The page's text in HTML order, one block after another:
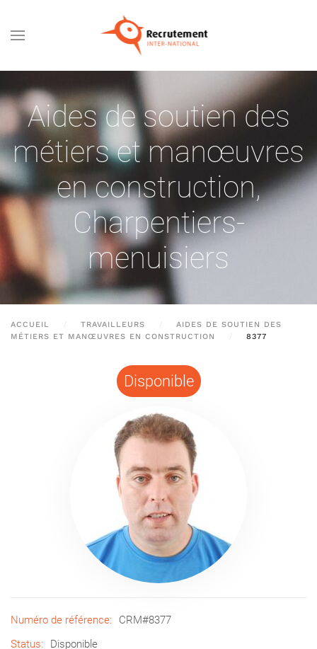
Passer au contenu principal
Aides de soutien des
métiers et manœuvres
en construction,
Charpentiers-
menuisiers
ACCUEIL TRAVAILLEURS
AIDES DE SOUTIEN DES
MÉTIERS ET MANŒUVRES EN CONSTRUCTION
8377
Disponible
Numéro de référence:
CRM#8377
Status:
Disponible